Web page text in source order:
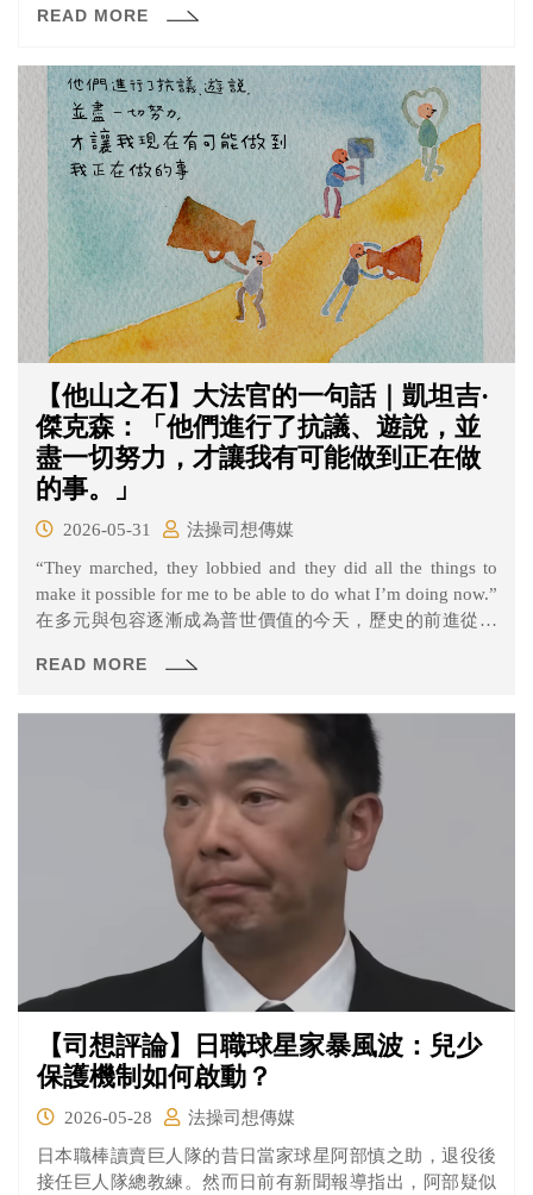
因為夢遊而沒有行為能力，進而主張無罪是相當困難。
READ MORE
【他山之石】大法官的一句話｜凱坦吉·
傑克森：「他們進行了抗議、遊說，並
盡一切努力，才讓我有可能做到正在做
的事。」
2026-05-31
法操司想傳媒
“They marched, they lobbied and they did all the things to
make it possible for me to be able to do what I’m doing now.”
在多元與包容逐漸成為普世價值的今天，歷史的前進從未
布朗·傑克森（Ketanji Brown Jackson）出席了南衛理公會
上國家最高司法殿堂的歷史性心路歷程。而她在演講中提
及的一句話，不僅概括了她個人的人生，更引發了關於世
代努力與社會平等的深刻省思：「他們進行了抗議、遊
說，並盡一切努力，為我現在所能做的事情創造了條
READ MORE
【司想評論】日職球星家暴風波：兒少
保護機制如何啟動？
2026-05-28
法操司想傳媒
日本職棒讀賣巨人隊的昔日當家球星阿部慎之助，退役後
接任巨人隊總教練。然而日前有新聞報導指出，阿部疑似